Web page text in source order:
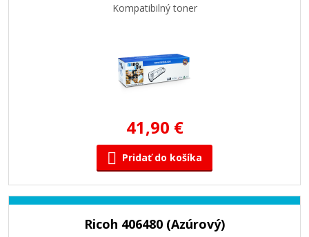
Kompatibilný toner
41,90 €
Pridať do košíka
Ricoh 406480 (Azúrový)